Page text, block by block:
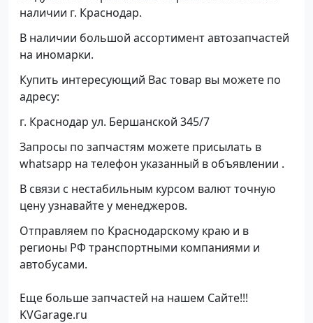
наличии г. Краснодар.
В наличии большой ассортимент автозапчастей
на иномарки.
Купить интересующий Вас товар вы можете по
адресу:
г. Краснодар ул. Бершанской 345/7
Запросы по запчастям можете присылать в
whatsapp на телефон указанный в объявлении .
В связи с нестабильным курсом валют точную
цену узнавайте у менеджеров.
Отправляем по Краснодарскому краю и в
регионы РФ транспортными компаниями и
автобусами.
Еще больше запчастей на нашем Сайте!!!
KVGarage.ru